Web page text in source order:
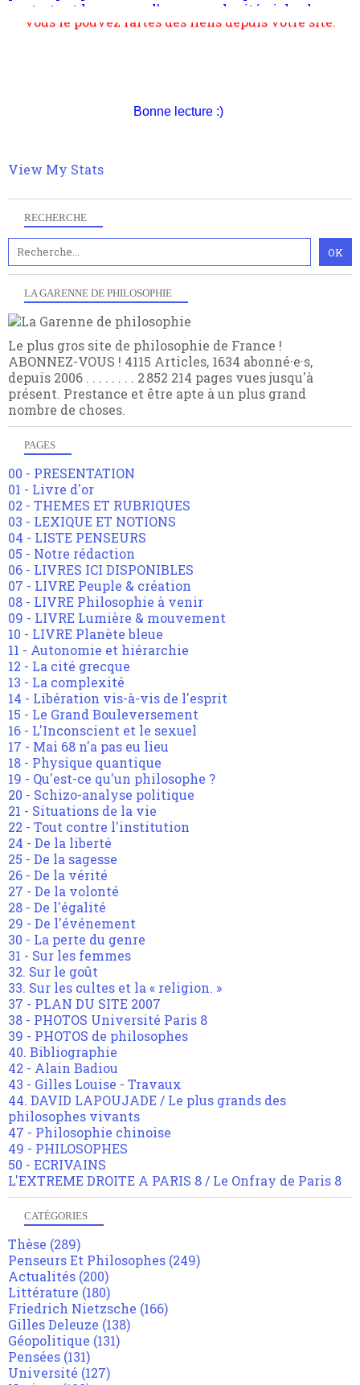
RECHERCHE
LA GARENNE DE PHILOSOPHIE
Le plus gros site de philosophie de France !
ABONNEZ-VOUS ! 4115 Articles, 1634 abonné·e·s,
depuis 2006 . . . . . . . . 2 852 214 pages vues jusqu'à
présent. Prestance et être apte à un plus grand
nombre de choses.
PAGES
00 - PRESENTATION
01 - Livre d'or
02 - THEMES ET RUBRIQUES
03 - LEXIQUE ET NOTIONS
04 - LISTE PENSEURS
05 - Notre rédaction
06 - LIVRES ICI DISPONIBLES
07 - LIVRE Peuple & création
08 - LIVRE Philosophie à venir
09 - LIVRE Lumière & mouvement
10 - LIVRE Planète bleue
11 - Autonomie et hiérarchie
12 - La cité grecque
13 - La complexité
14 - Libération vis-à-vis de l'esprit
15 - Le Grand Bouleversement
16 - L'Inconscient et le sexuel
17 - Mai 68 n'a pas eu lieu
18 - Physique quantique
19 - Qu'est-ce qu'un philosophe ?
20 - Schizo-analyse politique
21 - Situations de la vie
22 - Tout contre l'institution
24 - De la liberté
25 - De la sagesse
26 - De la vérité
27 - De la volonté
28 - De l'égalité
29 - De l'événement
30 - La perte du genre
31 - Sur les femmes
32. Sur le goût
33. Sur les cultes et la « religion. »
37 - PLAN DU SITE 2007
38 - PHOTOS Université Paris 8
39 - PHOTOS de philosophes
40. Bibliographie
42 - Alain Badiou
43 - Gilles Louise - Travaux
44. DAVID LAPOUJADE / Le plus grands des
philosophes vivants
47 - Philosophie chinoise
49 - PHILOSOPHES
50 - ECRIVAINS
L'EXTREME DROITE A PARIS 8 / Le Onfray de Paris 8
CATÉGORIES
Thèse (289)
Penseurs Et Philosophes (249)
Actualités (200)
Littérature (180)
Friedrich Nietzsche (166)
Gilles Deleuze (138)
Géopolitique (131)
Pensées (131)
Université (127)
choses.
hésitation, partagez le contenu sur les réseaux et si
Bonne lecture :)
View My Stats